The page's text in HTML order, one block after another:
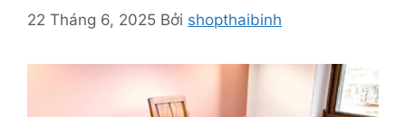
22 Tháng 6, 2025 Bởi shopthaibinh